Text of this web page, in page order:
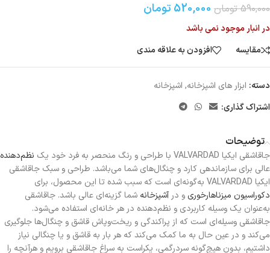
590,000 تومان 520,000 تومان
در انبار موجود نمی باشد
مقایسه
افزودن به علاقه مندی
دسته: ابزار های اشپزخانه, اشپزخانه
اشتراک گذاری:
توضیحات
جاقاشقی ایکیا VALVARDAD با طراحی و رنگ منحصر به‌ فرد خود یک
نظم‌دهنده
عالی برای سازماندهی کارد و چنگال‌های شما می‌باشد. طراحی و سبک جاقاشقی
ایکیا VALVARDAD به‌گونه‌ای است که سبب شده تا این محصول، برای
دکوراسیون میزناهارخوری و در آشپزخانه شما گزینه‌ای عالی باشد. جاقاشقی
به‌عنوان یک وسیله کاربردی و نظم‌دهنده در هر خانه‌ای استفاده می‌شود.
جاقاشقی وسیله‌ای است که از پراکندگی و ریخت‌وپاش قاشق و چنگال‌ها جلوگیری
می‌کند و در عین‌ حال به ما کمک می‌کند که هر بار به قاشق و یا چنگالی نیاز
داشتیم، بدون هیچ‌گونه سردرگمی، یکراست به سراغ جاقاشقی برویم و هرآنچه را